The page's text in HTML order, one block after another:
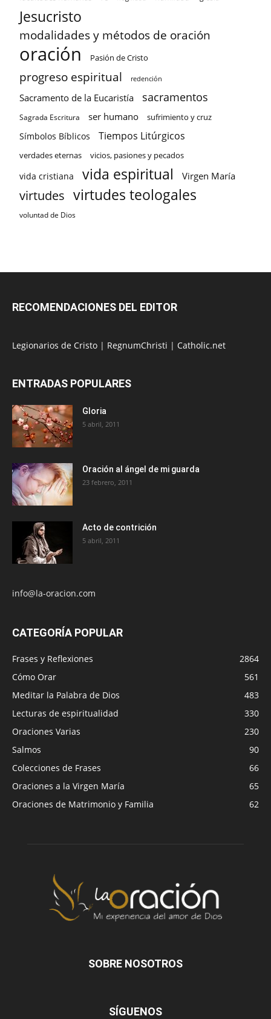
Jesucristo
modalidades y métodos de oración
oración Pasión de Cristo
progreso espiritual redención
Sacramento de la Eucaristía sacramentos
Sagrada Escritura ser humano sufrimiento y cruz
Símbolos Bíblicos Tiempos Litúrgicos
verdades eternas vicios, pasiones y pecados
vida cristiana vida espiritual Virgen María
virtudes virtudes teologales
voluntad de Dios
RECOMENDACIONES DEL EDITOR
Legionarios de Cristo | RegnumChristi | Catholic.net
ENTRADAS POPULARES
Gloria
5 abril, 2011
Oración al ángel de mi guarda
23 febrero, 2011
Acto de contrición
5 abril, 2011
info@la-oracion.com
CATEGORÍA POPULAR
Frases y Reflexiones
2864
Cómo Orar
561
Meditar la Palabra de Dios
483
Lecturas de espiritualidad
330
Oraciones Varias
230
Salmos
90
Colecciones de Frases
66
Oraciones a la Virgen María
65
Oraciones de Matrimonio y Familia
62
SOBRE NOSOTROS
SÍGUENOS